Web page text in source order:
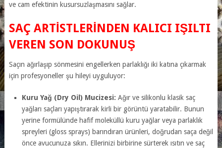
ve cam efektinin kusursuzlaşmasını sağlar.
SAÇ ARTISTLERINDEN KALICI IŞILTI
VEREN SON DOKUNUŞ
Saçın ağırlaşıp sönmesini engellerken parlaklığı iki katına çıkarmak
için profesyoneller şu hileyi uyguluyor:
Kuru Yağ (Dry Oil) Mucizesi: Ağır ve silikonlu klasik saç
yağları saçları yapıştırarak kirli bir görüntü yaratabilir. Bunun
yerine formülünde hafif moleküllü kuru yağlar veya parlaklık
spreyleri (gloss sprays) barındıran ürünleri, doğrudan saça değil
önce avucunuza sıkın. Ellerinizi birbirine sürterek ısıtın ve saç